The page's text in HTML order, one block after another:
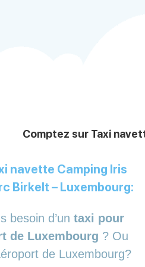
Comptez sur Taxi
navette Camping Iris
Birkelt – Luxembourg:
besoin d’un taxi pour
de Luxembourg ? Ou
de Luxembourg?